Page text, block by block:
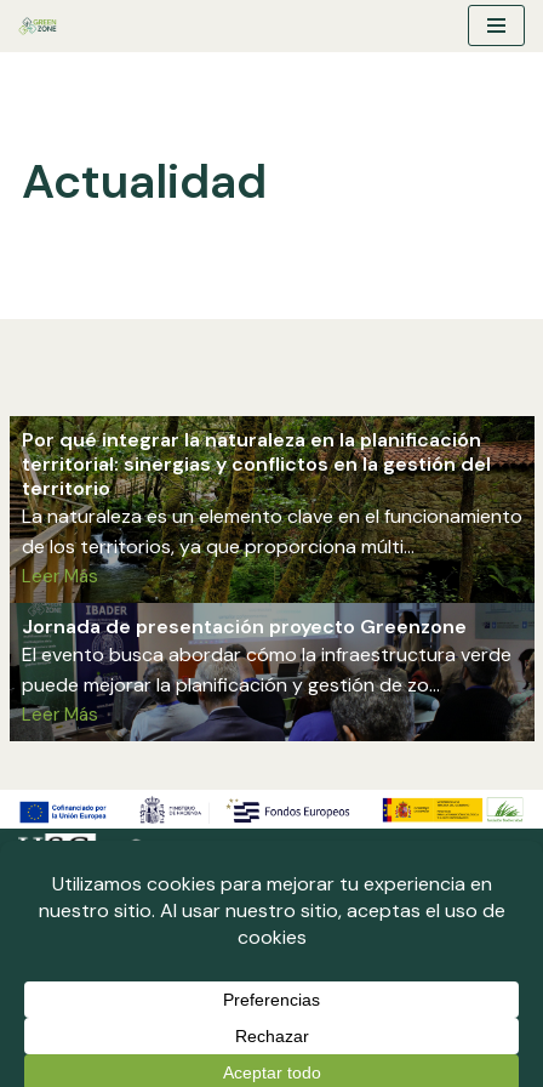
Actualidad
Por qué integrar la naturaleza en la planificación
territorial: sinergias y conflictos en la gestión del
territorio
La naturaleza es un elemento clave en el funcionamiento
de los territorios, ya que proporciona múlti…
Leer Más
Jornada de presentación proyecto Greenzone
El evento busca abordar cómo la infraestructura verde
puede mejorar la planificación y gestión de zo…
Leer Más
Neve| Funciona gracias aWordPress
Política de cookies
Política de privacidad